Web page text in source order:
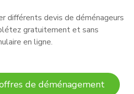
différents devis de déménageurs
gratuitement et sans
en ligne.
de déménagement